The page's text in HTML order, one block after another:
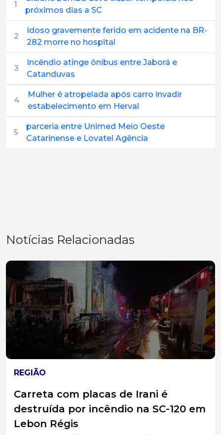
1
próximos dias a SC
2
Idoso gravemente ferido em acidente na BR-
282 morre no hospital
3
Incêndio atinge ônibus entre Jaborá e
Catanduvas
4
Mulher é atropelada após carro invadir
estabelecimento em Herval
5
parceria entre Unimed Meio Oeste
Catarinense e Lovatel Agência
Notícias Relacionadas
REGIÃO
Carreta com placas de Irani é
destruída por incêndio na SC-120 em
Lebon Régis